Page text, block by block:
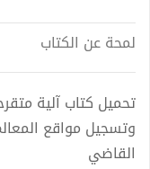
لمحة عن الكتاب
تحميل كتاب آلية
القاضي